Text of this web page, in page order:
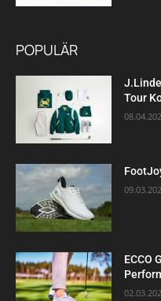
POPULÄR
Tour
ECCO